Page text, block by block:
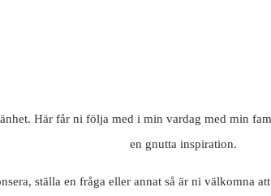
Här får ni följa med i min vardag med min
en gnutta inspiration.
ställa en fråga eller annat så är ni välkomna